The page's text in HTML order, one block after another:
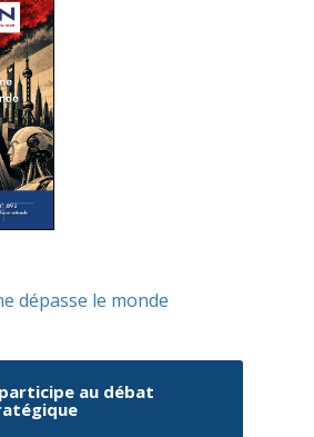
dépasse le monde
au débat